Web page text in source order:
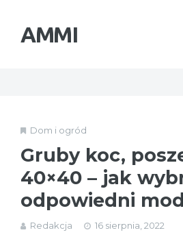
AMMI
Dom i ogród
Gruby koc,
40×40 – jak
odpowiedni
Redakcja 16 sierpnia, 2022